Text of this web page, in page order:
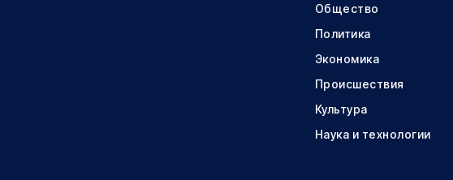
Общество
Политика
Экономика
Происшествия
Культура
Наука и технологии